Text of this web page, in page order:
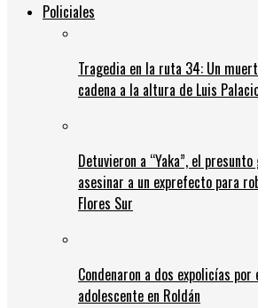
Policiales
Tragedia en la ruta 34: Un
cadena a la altura de Luis
Detuvieron a “Yaka”, el
asesinar a un exprefecto para
Flores Sur
Condenaron a dos expolicías por
adolescente en Roldán